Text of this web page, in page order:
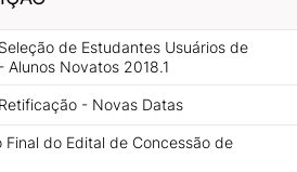
de Estudantes Usuários de
Alunos Novatos 2018.1
- Novas Datas
Final do Edital de Concessão de